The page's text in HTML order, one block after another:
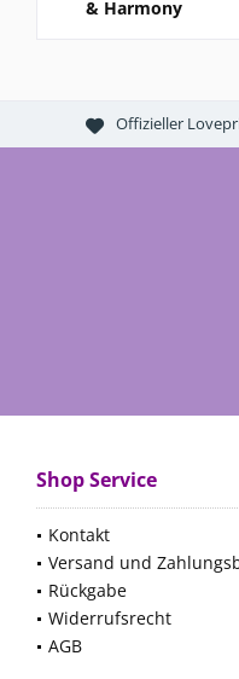
& Harmony
Offizieller
Shop Service
Kontakt
Versand und
Rückgabe
Widerrufsrecht
AGB